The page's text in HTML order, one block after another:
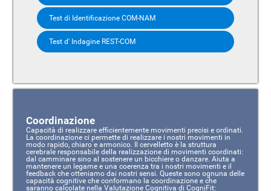
Test di Identificazione COM-NAM
Test d' Indagine REST-COM
Coordinazione
Capacità di realizzare efficientemente movimenti precisi e ordinati.
La coordinazione ci permette di realizzare i nostri movimenti in
modo rapido, chiaro e armonico. Il cervelletto è la struttura
cerebrale responsabile della realizzazione di movimenti coordinati:
dal camminare sino al sostenere un bicchiere o danzare. Aiuta a
mantenere un legame e una coerenza tra i nostri movimenti e il
feedback che otteniamo dai nostri sensi. Queste sono ognuna delle
capacità cognitive che conformano la coordinazione e che
saranno calcolate nella Valutazione Cognitiva di CogniFit: